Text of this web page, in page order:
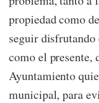
propiedad como
seguir
como el presente,
Ayuntamiento
municipal, para